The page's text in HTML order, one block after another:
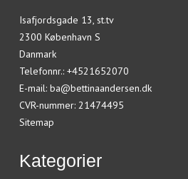
Isafjordsgade 13, st.tv
2300 København S
Danmark
Telefonnr.: +4521652070
E-mail: ba@bettinaandersen.dk
CVR-nummer: 21474495
Sitemap
Kategorier